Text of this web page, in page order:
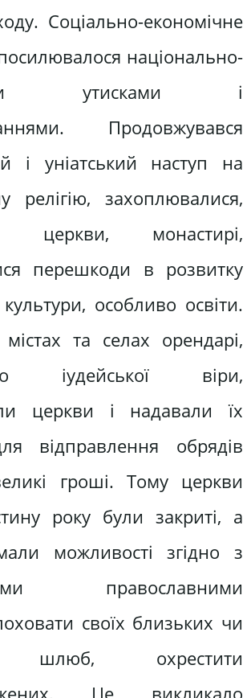
Соціально-економічне
національно-
утисками і
Продовжувався
і уніатський наступ на
релігію, захоплювалися,
церкви, монастирі,
перешкоди в розвитку
культури, особливо освіти.
та селах орендарі,
іудейської віри,
церкви і надавали їх
відправлення обрядів
гроші. Тому церкви
року були закриті, а
можливості згідно з
православними
своїх близьких чи
шлюб, охрестити